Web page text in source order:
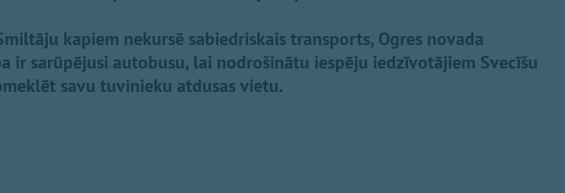
kapiem nekursē sabiedriskais transports, Ogres novada
ir sarūpējusi autobusu, lai nodrošinātu iespēju iedzīvotājiem Svecīšu
savu tuvinieku atdusas vietu.